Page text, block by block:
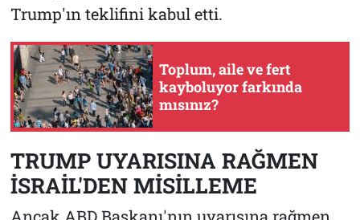
Trump'ın teklifini kabul etti.
Toplum, aile ve fert
kayboluyor farkında
mısınız?
TRUMP UYARISINA RAĞMEN
İSRAİL'DEN MİSİLLEME